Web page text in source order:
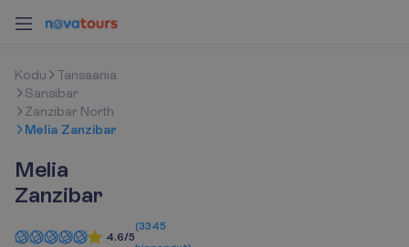
Kodu
Tansaania
Sansibar
Zanzibar North
Melia Zanzibar
Melia
Zanzibar
4.6/5
(3345